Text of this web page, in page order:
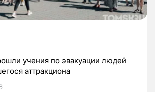
учения по эвакуации людей
аттракциона